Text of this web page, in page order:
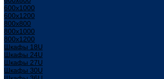
600х1000
600х1200
800x800
800х1000
800х1200
Шкафы 18U
Шкафы 24U
Шкафы 27U
Шкафы 30U